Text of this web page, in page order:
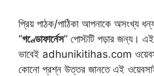
প্রিয় পাঠক/পাঠিকা আপনাকে অসংখ্য
“গণ্ডোফার্নেস” পোস্টটি পড়ার জন্য। এই
ভাবেই adhunikitihas.com
কোনো প্রশ্ন উত্তর জানতে এই